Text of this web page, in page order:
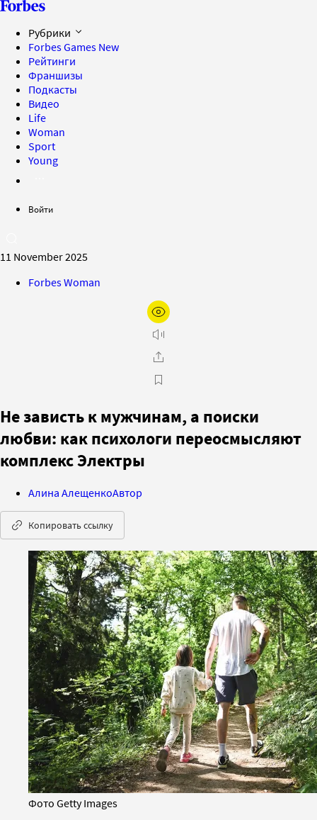
Рубрики
Forbes Games New
Рейтинги
Франшизы
Подкасты
Видео
Life
Woman
Sport
Young
Войти
11 November 2025
Forbes Woman
Не зависть к мужчинам, а поиски
любви: как психологи переосмысляют
комплекс Электры
Алина АлещенкоАвтор
Копировать ссылку
Фото Getty Images